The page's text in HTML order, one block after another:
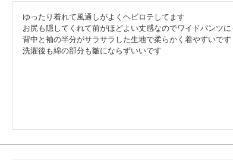
ゆったり着れて風通しがよくヘビロテしてます
お尻も隠してくれて前がほどよい丈感なのでワイドパンツ
背中と袖の半分がサラサラした生地で柔らかく着やすいです
洗濯後も綿の部分も皺にならずいいです